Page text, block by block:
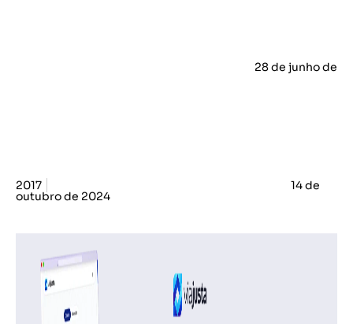
28 de junho de
2017 14 de
outubro de 2024